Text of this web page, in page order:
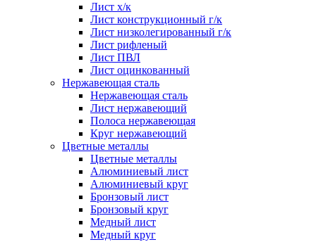
Лист х/к
Лист конструкционный г/к
Лист низколегированный г/к
Лист рифленый
Лист ПВЛ
Лист оцинкованный
Нержавеющая сталь
Нержавеющая сталь
Лист нержавеющий
Полоса нержавеющая
Круг нержавеющий
Цветные металлы
Цветные металлы
Алюминиевый лист
Алюминиевый круг
Бронзовый лист
Бронзовый круг
Медный лист
Медный круг